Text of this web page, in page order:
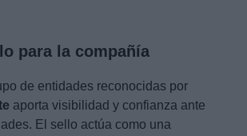
para la compañía
de entidades reconocidas por
aporta visibilidad y confianza ante
El sello actúa como una